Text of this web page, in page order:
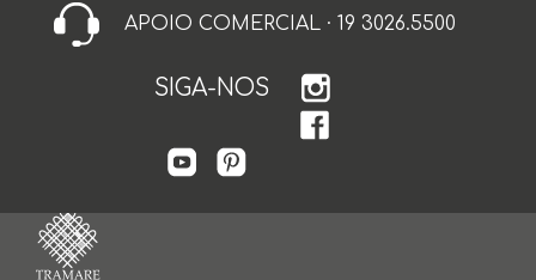
APOIO COMERCIAL · 19 3026.5500
SIGA-NOS